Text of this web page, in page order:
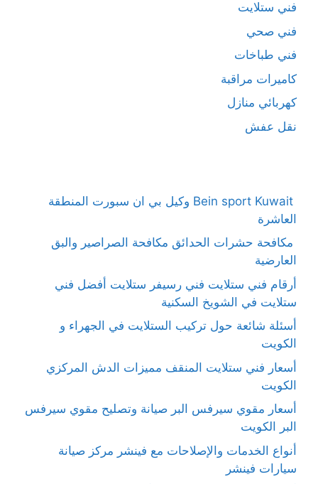
فني ستلايت
فني صحي
فني طباخات
كاميرات مراقبة
كهربائي منازل
نقل عفش
Bein sport Kuwait وكيل بي ان سبورت المنطقة
العاشرة
مكافحة حشرات الحدائق مكافحة الصراصير والبق
العارضية
أرقام فني ستلايت فني رسيفر ستلايت أفضل فني
ستلايت في الشويخ السكنية
أسئلة شائعة حول تركيب الستلايت في الجهراء و
الكويت
أسعار فني ستلايت المنقف مميزات الدش المركزي
الكويت
أسعار مقوي سيرفس البر صيانة وتصليح مقوي سيرفس
البر الكويت
أنواع الخدمات والإصلاحات مع فينشر مركز صيانة
سيارات فينشر